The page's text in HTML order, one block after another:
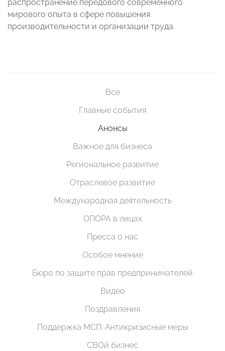
распространение передового современного
мирового опыта в сфере повышения
производительности и организации труда.
Все
Главные события
Анонсы
Важное для бизнеса
Региональное развитие
Отраслевое развитие
Международная деятельность
ОПОРА в лицах
Пресса о нас
Особое мнение
Бюро по защите прав предпринимателей
Видео
Поздравления
Поддержка МСП. Антикризисные меры
СВОй бизнес